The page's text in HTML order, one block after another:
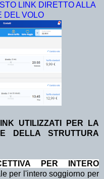
LINK DIRETTO ALLA
DEL VOLO
UTILIZZATI PER LA
DELLA STRUTTURA
PER INTERO
per l'intero soggiorno per